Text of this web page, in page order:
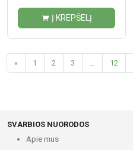
Į KREPŠELĮ
« 1 2 3 … 12
SVARBIOS NUORODOS
Apie mus